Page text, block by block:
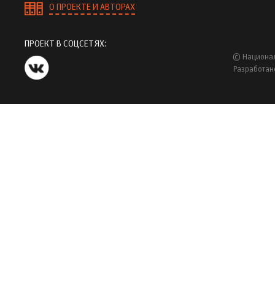
О ПРОЕКТЕ И АВТОРАХ
ПРОЕКТ В СОЦСЕТЯХ:
©